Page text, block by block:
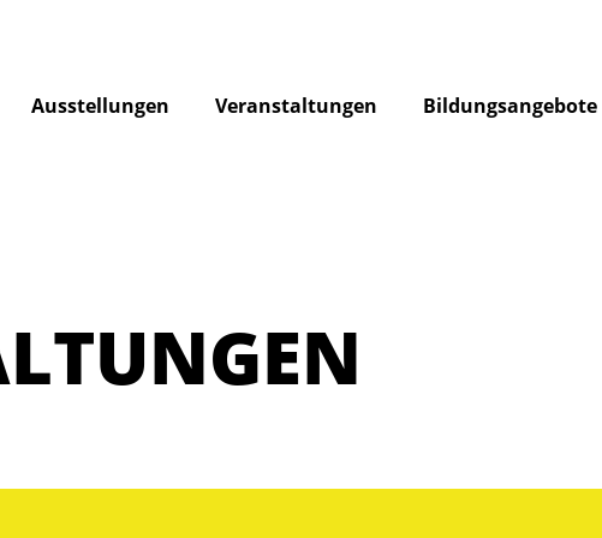
Ausstellungen Veranstaltungen Bildungsangebote